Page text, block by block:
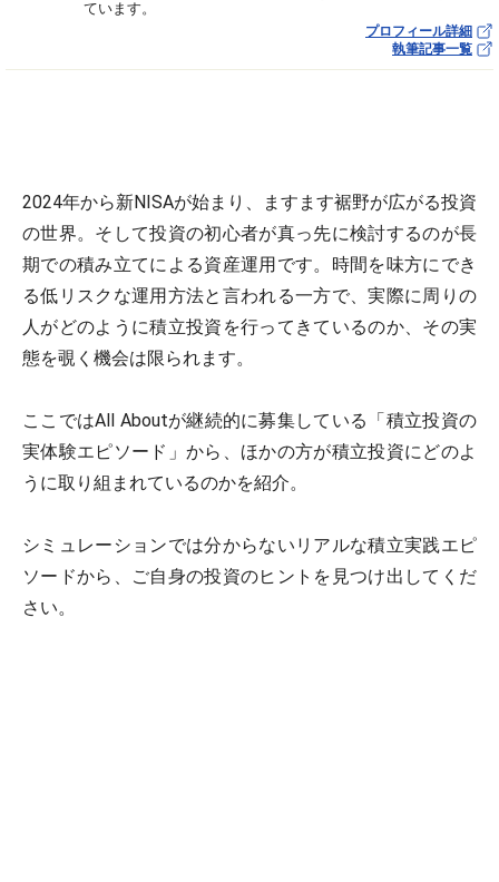
ています。
プロフィール詳細
執筆記事一覧
2024年から新NISAが始まり、ますます裾野が広がる投資
の世界。そして投資の初心者が真っ先に検討するのが長
期での積み立てによる資産運用です。時間を味方にでき
る低リスクな運用方法と言われる一方で、実際に周りの
人がどのように積立投資を行ってきているのか、その実
態を覗く機会は限られます。
ここではAll Aboutが継続的に募集している「積立投資の
実体験エピソード」から、ほかの方が積立投資にどのよ
うに取り組まれているのかを紹介。
シミュレーションでは分からないリアルな積立実践エピ
ソードから、ご自身の投資のヒントを見つけ出してくだ
さい。